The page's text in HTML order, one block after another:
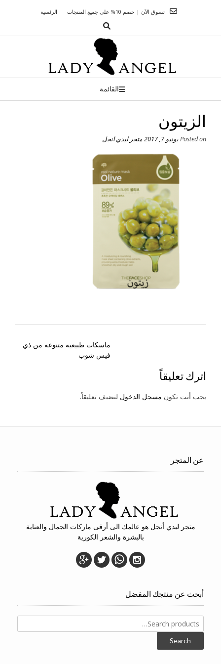
الرئسية تسوق الآن | خصم 10% على جميع المنتجات
القائمة
الزيتون
Posted onيونيو 7, 2017 متجر ليدي انجل
ماسكات طبيعيه متنوعه من ذي
فيس شوب
اترك تعليقاً
يجب أنت تكون مسجل الدخول لتضيف تعليقاً.
عن المتجر
متجر ليدي أنجل هو عالمك الى أرقى ماركات الجمال والعناية
بالبشرة والشعر الكورية
أبحث عن منتجك المفضل
Search
for:
Search